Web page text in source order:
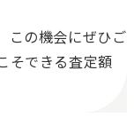
この機会にぜひご
そできる査定額